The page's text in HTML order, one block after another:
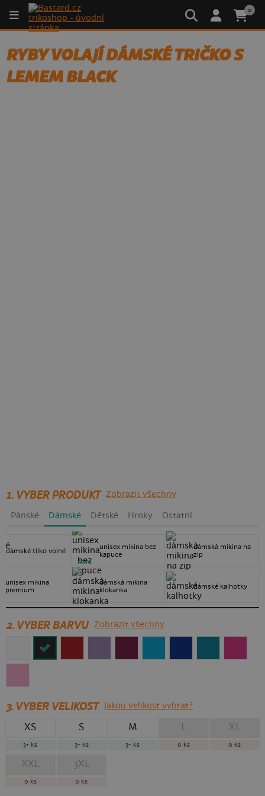
0
RYBY VOLAJÍ DÁMSKÉ TRIČKO S
LEMEM BLACK
1. VYBER PRODUKT Zobrazit všechny
Pánské Dámské Dětské Hrnky Ostatní
dámské tílko volné
unisex mikina
premium
unisex mikina bez
kapuce
nové
dámská mikina
klokanka
dámská mikina na
zip
dámské kalhotky
2. VYBER BARVU Zobrazit všechny
3.VYBER VELIKOST Jakou velikost vybrat?
XS
3+ ks
S
3+ ks
M
3+ ks
L
0 ks
XL
0 ks
XXL
0 ks
3XL
0 ks